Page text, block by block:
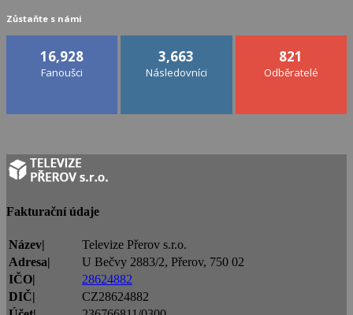
Zůstaňte s námi
16,928
Fanoušci
3,663
Následovníci
821
Odběratelé
Fakturační údaje
Název|
Televize Přerov s.r.o.
Adresa|
U Bečvy 2883/2, Přerov, 750 02
IČO|
28624882
DIČ|
CZ28624882